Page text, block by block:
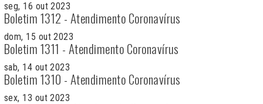
seg, 16 out 2023
Boletim 1312 - Atendimento Coronavírus
dom, 15 out 2023
Boletim 1311 - Atendimento Coronavírus
sab, 14 out 2023
Boletim 1310 - Atendimento Coronavírus
sex, 13 out 2023